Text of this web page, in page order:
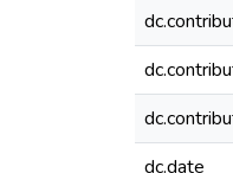
dc.date